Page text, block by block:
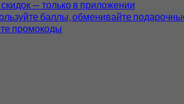
— только в приложении
баллы, обменивайте
промокоды